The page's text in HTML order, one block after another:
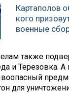
Картаполов
кого
военные
также
и Терезовка. А
для